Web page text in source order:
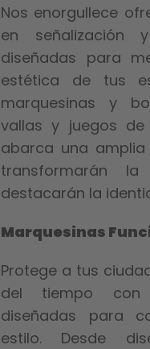
Nos enorgullece
en señalización
diseñadas para
estética de tus
marquesinas y
vallas y juegos
abarca una
transformarán
destacarán la
Marquesinas
Protege a tus
del tiempo con
diseñadas para
estilo. Desde